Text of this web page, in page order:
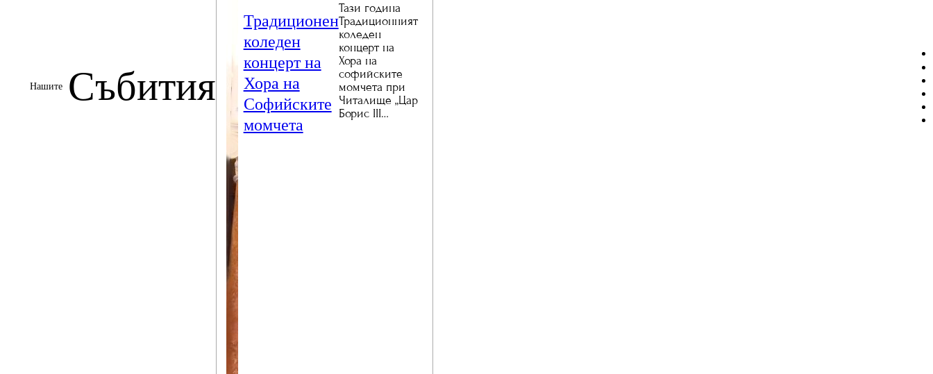
Нашите Събития
Традиционен
коледен
концерт на
Хора на
Софийските
момчета
Тази година
Традиционният
коледен
концерт на
Хора на
софийските
момчета при
Читалище „Цар
Борис III…